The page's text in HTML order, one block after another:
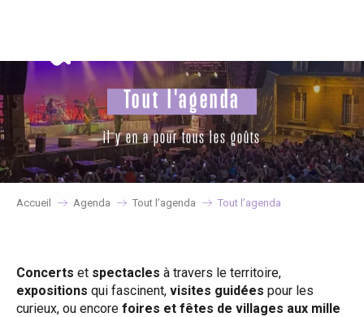
principal
Tout l'agenda
il y en a pour tous les goûts
Accueil Agenda Tout l’agenda Tout l’agenda
Concerts et spectacles à travers le territoire,
expositions qui fascinent, visites guidées pour les
curieux, ou encore foires et fêtes de villages aux mille